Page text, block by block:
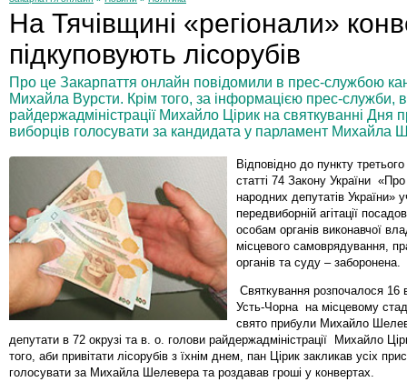
На Тячівщині «регіонали»
підкуповують лісорубів
Про це Закарпаття онлайн повідомили в прес-службою
Михайла Вурсти. Крім того, за інформацією прес-служби,
райдержадміністрації Михайло Цірик на святкуванні Дня
виборців голосувати за кандидата у парламент Михайла
Відповідно до пункту
статті 74 Закону України
народних депутатів України»
передвиборній агітації
особам органів виконавчої
місцевого самоврядування,
органів та суду – заборонена.
Святкування розпочалося 16
Усть-Чорна на місцевому
свято прибули Михайло
депутати в 72 окрузі та в. о. голови райдержадміністрації Михайло
того, аби привітати лісорубів з їхнім днем, пан Цірик закликав усіх
голосувати за Михайла Шелевера та роздавав гроші у конвертах.